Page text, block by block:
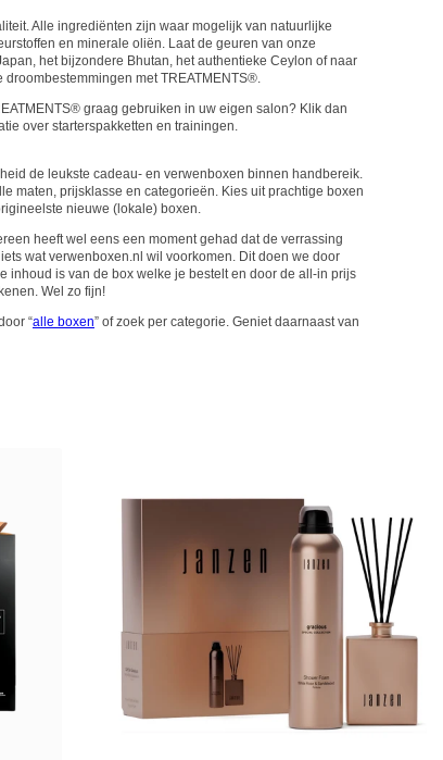
Alle ingrediënten zijn waar mogelijk van natuurlijke
en minerale oliën. Laat de geuren van onze
het bijzondere Bhutan, het authentieke Ceylon of naar
met TREATMENTS®.
graag gebruiken in uw eigen salon? Klik dan
over starterspakketten en trainingen.
de leukste cadeau- en verwenboxen binnen handbereik.
maten, prijsklasse en categorieën. Kies uit prachtige boxen
nieuwe (lokale) boxen.
heeft wel eens een moment gehad dat de verrassing
wat verwenboxen.nl wil voorkomen. Dit doen we door
inhoud is van de box welke je bestelt en door de all-in prijs
Wel zo fijn!
“alle boxen” of zoek per categorie. Geniet daarnaast van